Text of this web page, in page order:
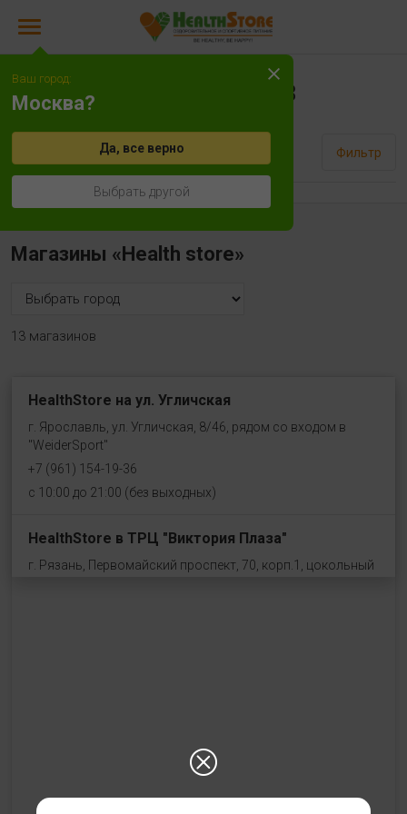
Архив товаров
Сортировать Фильтр
Магазины «Health store»
13 магазинов
HealthStore на ул. Угличская
г. Ярославль, ул. Угличская, 8/46, рядом со входом в
"WeiderSport"
+7 (961) 154-19-36
с 10:00 до 21:00 (без выходных)
HealthStore в ТРЦ "Виктория Плаза"
г. Рязань, Первомайский проспект, 70, корп.1, цокольный
с 10:00 до 21:00 (без выходных)
Ваш город:
Москва?
Да, все верно
Выбрать другой